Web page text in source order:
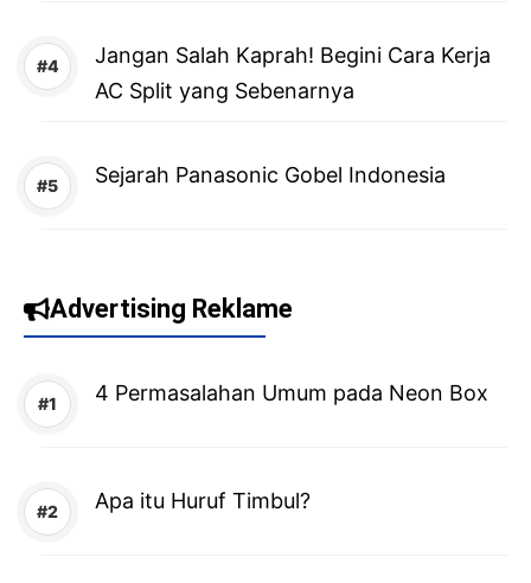
Jangan Salah Kaprah! Begini Cara Kerja
AC Split yang Sebenarnya
Sejarah Panasonic Gobel Indonesia
Advertising Reklame
4 Permasalahan Umum pada Neon Box
Apa itu Huruf Timbul?